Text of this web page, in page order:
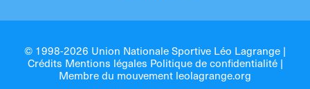
© 1998-2026 Union Nationale Sportive Léo Lagrange |
Crédits Mentions légales Politique de confidentialité|
Membre du mouvement leolagrange.org